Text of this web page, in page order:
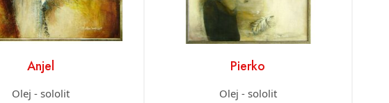
Anjel
Olej - sololit
Pierko
Olej - sololit